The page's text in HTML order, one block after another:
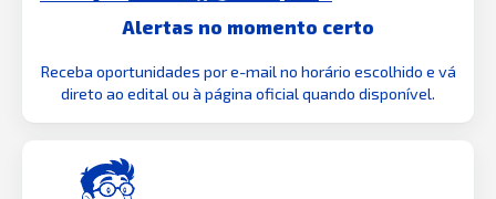
Alertas no momento certo
Receba oportunidades por e-mail no horário escolhido e vá
direto ao edital ou à página oficial quando disponível.